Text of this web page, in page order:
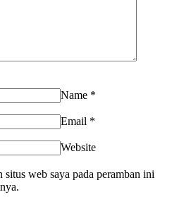
Name *
Email *
Website
situs web saya pada peramban ini